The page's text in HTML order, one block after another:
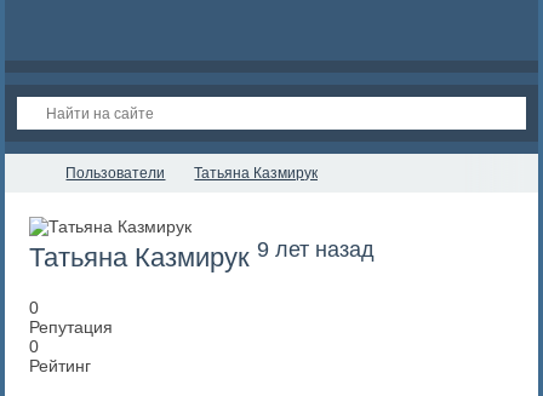
Пользователи Татьяна Казмирук
Татьяна Казмирук 9 лет назад
0
Репутация
0
Рейтинг